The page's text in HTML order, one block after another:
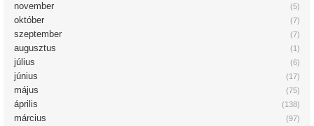
(5)
november
(7)
október
(7)
szeptember
(1)
augusztus
(6)
július
(17)
június
(75)
május
(138)
április
(97)
március